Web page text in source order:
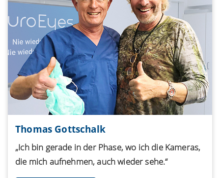
Thomas Gottschalk
„Ich bin gerade in der Phase, wo ich die Kameras,
die mich aufnehmen, auch wieder sehe.“